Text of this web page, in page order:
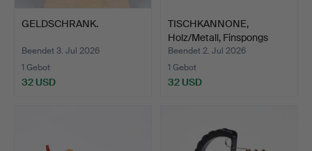
GELDSCHRANK.
Beendet 3. Jul 2026
1 Gebot
32 USD
TISCHKANNONE,
Holz/Metall, Finspongs
Styck…
Beendet 2. Jul 2026
1 Gebot
32 USD